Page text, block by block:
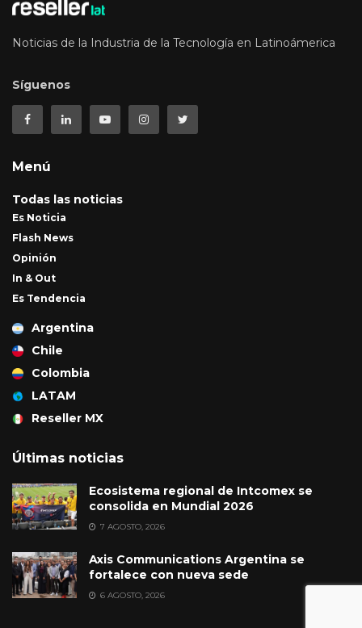
Noticias de la Industria de la Tecnología en Latinoámerica
Síguenos
Menú
Todas las noticias
Es Noticia
Flash News
Opinión
In & Out
Es Tendencia
Argentina
Chile
Colombia
LATAM
Reseller MX
Últimas noticias
Ecosistema regional de Intcomex se
consolida en Mundial 2026
7 AGOSTO, 2026
Axis Communications Argentina se
fortalece con nueva sede
6 AGOSTO, 2026